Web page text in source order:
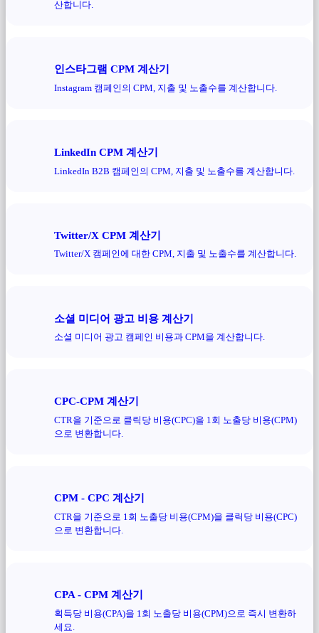
산합니다.
인스타그램 CPM 계산기
Instagram 캠페인의 CPM, 지출 및 노출수를 계산합니다.
LinkedIn CPM 계산기
LinkedIn B2B 캠페인의 CPM, 지출 및 노출수를 계산합니다.
Twitter/X CPM 계산기
Twitter/X 캠페인에 대한 CPM, 지출 및 노출수를 계산합니다.
소셜 미디어 광고 비용 계산기
소셜 미디어 광고 캠페인 비용과 CPM을 계산합니다.
CPC-CPM 계산기
CTR을 기준으로 클릭당 비용(CPC)을 1회 노출당 비용(CPM)
으로 변환합니다.
CPM - CPC 계산기
CTR을 기준으로 1회 노출당 비용(CPM)을 클릭당 비용(CPC)
으로 변환합니다.
CPA - CPM 계산기
획득당 비용(CPA)을 1회 노출당 비용(CPM)으로 즉시 변환하
세요.